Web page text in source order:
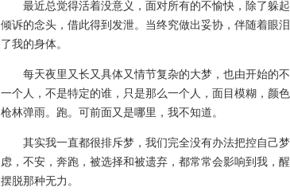
最近总觉得活着没意义，面对所有的不愉快，除了躲起
倾诉的念头，借此得到发泄。当终究做出妥协，伴随着眼
了我的身体。
每天夜里又长又具体又情节复杂的大梦，也由开始的不
一个人，不是特定的谁，只是那么一个人，面目模糊，颜
枪林弹雨。跑。可前面又是哪里，我不知道。
其实我一直都很排斥梦，我们完全没有办法把控自己梦
虑，不安，奔跑，被选择和被遗弃，都常常会影响到我，
摆脱那种无力。